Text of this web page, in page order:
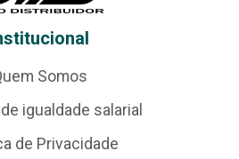
Somos
igualdade salarial
de Privacidade